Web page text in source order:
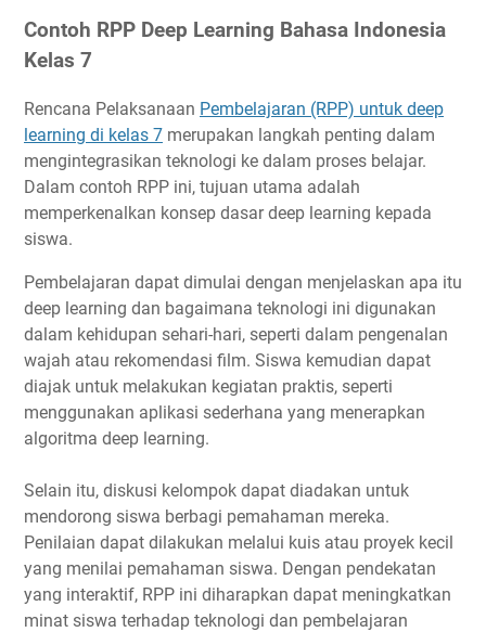
Contoh RPP Deep Learning Bahasa Indonesia
Kelas 7
Rencana Pelaksanaan Pembelajaran (RPP) untuk deep
learning di kelas 7 merupakan langkah penting dalam
mengintegrasikan teknologi ke dalam proses belajar.
Dalam contoh RPP ini, tujuan utama adalah
memperkenalkan konsep dasar deep learning kepada
siswa.
Pembelajaran dapat dimulai dengan menjelaskan apa itu
deep learning dan bagaimana teknologi ini digunakan
dalam kehidupan sehari-hari, seperti dalam pengenalan
wajah atau rekomendasi film. Siswa kemudian dapat
diajak untuk melakukan kegiatan praktis, seperti
menggunakan aplikasi sederhana yang menerapkan
algoritma deep learning.
Selain itu, diskusi kelompok dapat diadakan untuk
mendorong siswa berbagi pemahaman mereka.
Penilaian dapat dilakukan melalui kuis atau proyek kecil
yang menilai pemahaman siswa. Dengan pendekatan
yang interaktif, RPP ini diharapkan dapat meningkatkan
minat siswa terhadap teknologi dan pembelajaran